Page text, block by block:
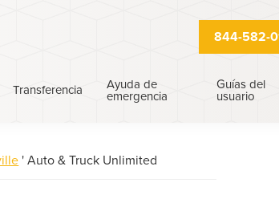
844-582-
Transferencia
Ayuda de
emergencia
Guías del
usuario
' Auto & Truck Unlimited